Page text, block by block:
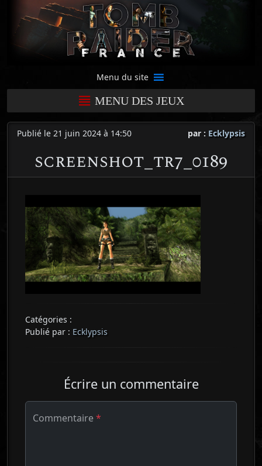
Menu du site
MENU DES JEUX
Publié le 21 juin 2024 à 14:50 par : Ecklypsis
screenshot_tr7_0189
Catégories :
Publié par : Ecklypsis
Écrire un commentaire
Commentaire*